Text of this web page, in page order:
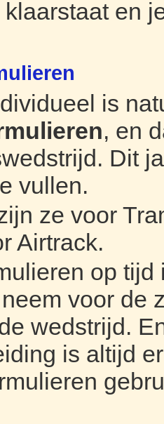
en
is
, en
Dit
vullen.
ze voor
Airtrack.
op
voor de
wedstrijd.
is altijd